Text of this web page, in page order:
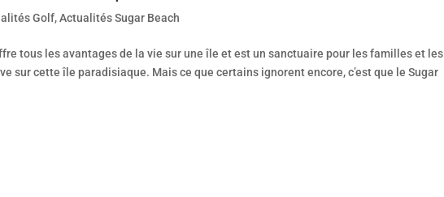
Golf,Actualités Sugar Beach
tous les avantages de la vie sur une île et est un sanctuaire pour les familles et les
sur cette île paradisiaque. Mais ce que certains ignorent encore, c’est que le Sugar